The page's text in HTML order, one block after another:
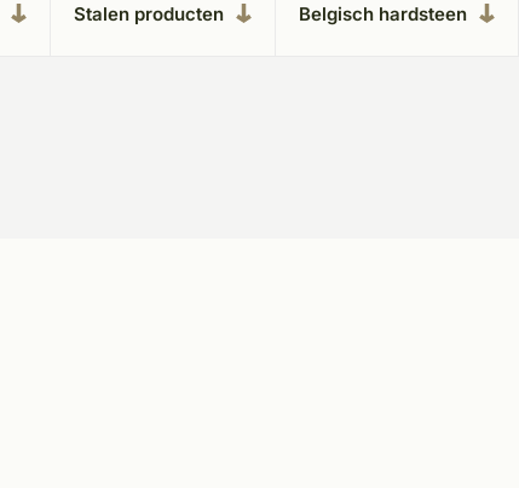
Stalen producten Belgisch hardsteen